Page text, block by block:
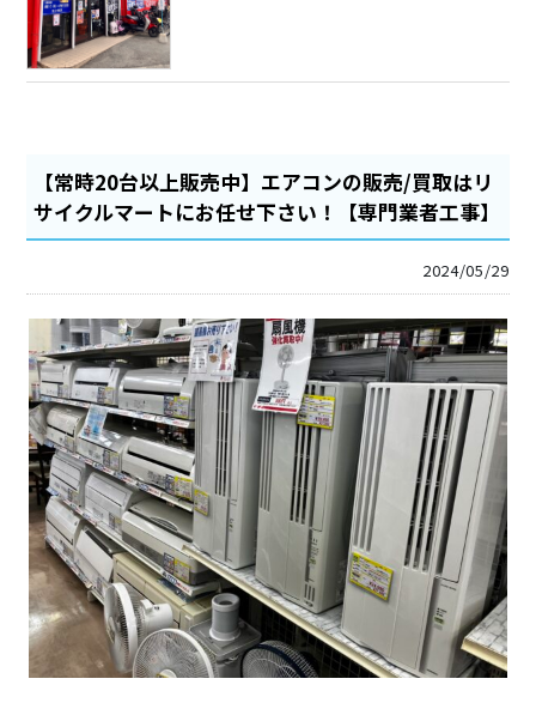
【常時20台以上販売中】エアコンの販売/買取はリ
サイクルマートにお任せ下さい！【専門業者工事】
2024/05/29